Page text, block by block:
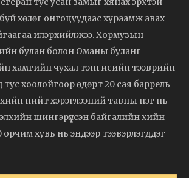
хөлөг онгоцуудаас хураамж авах
илэрхийлжээ. Хормузын
булан болон Оманы буланг
хамгийн чухал тэнгисийн тээврийн
тус хоолойгоор өдөрт 20 сая баррель
нийт хэрэглээний тавны нэг нь
шингэрүүлсэн байгалийн хийн
орчим хувь нь эндээр тээвэрлэгддэг